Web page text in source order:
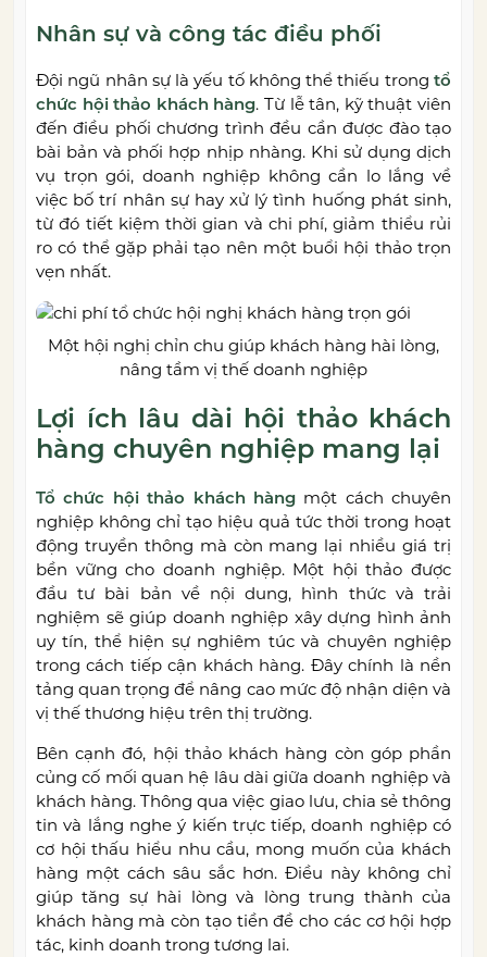
Nhân sự và công tác điều phối
Đội ngũ nhân sự là yếu tố không thể thiếu trong tổ
chức hội thảo khách hàng. Từ lễ tân, kỹ thuật viên
đến điều phối chương trình đều cần được đào tạo
bài bản và phối hợp nhịp nhàng. Khi sử dụng dịch
vụ trọn gói, doanh nghiệp không cần lo lắng về
việc bố trí nhân sự hay xử lý tình huống phát sinh,
từ đó tiết kiệm thời gian và chi phí, giảm thiểu rủi
ro có thể gặp phải tạo nên một buổi hội thảo trọn
vẹn nhất.
Một hội nghị chỉn chu giúp khách hàng hài lòng,
nâng tầm vị thế doanh nghiệp
Lợi ích lâu dài hội thảo khách
hàng chuyên nghiệp mang lại
Tổ chức hội thảo khách hàngmột cách chuyên
nghiệp không chỉ tạo hiệu quả tức thời trong hoạt
động truyền thông mà còn mang lại nhiều giá trị
bền vững cho doanh nghiệp. Một hội thảo được
đầu tư bài bản về nội dung, hình thức và trải
nghiệm sẽ giúp doanh nghiệp xây dựng hình ảnh
uy tín, thể hiện sự nghiêm túc và chuyên nghiệp
trong cách tiếp cận khách hàng. Đây chính là nền
tảng quan trọng để nâng cao mức độ nhận diện và
vị thế thương hiệu trên thị trường.
Bên cạnh đó, hội thảo khách hàng còn góp phần
củng cố mối quan hệ lâu dài giữa doanh nghiệp và
khách hàng. Thông qua việc giao lưu, chia sẻ thông
tin và lắng nghe ý kiến trực tiếp, doanh nghiệp có
cơ hội thấu hiểu nhu cầu, mong muốn của khách
hàng một cách sâu sắc hơn. Điều này không chỉ
giúp tăng sự hài lòng và lòng trung thành của
khách hàng mà còn tạo tiền đề cho các cơ hội hợp
tác, kinh doanh trong tương lai.